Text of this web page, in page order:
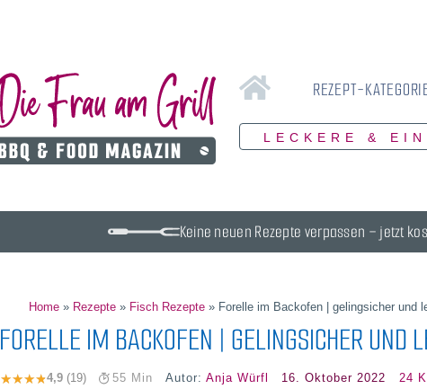
REZEPT-
LECKERE &
Keine neuen Rezepte verpassen – jetzt
Home » Rezepte » Fisch Rezepte » Forelle im Backofen | gelingsicher und
FORELLE IM BACKOFEN | GELINGSICHER UND
4,9 (19) 55 Min Autor:Anja Würfl 16. Oktober 2022 24